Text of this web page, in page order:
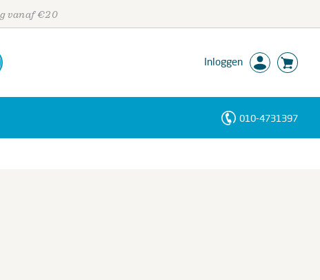
vanaf €20
Inloggen
010-4731397
Personen